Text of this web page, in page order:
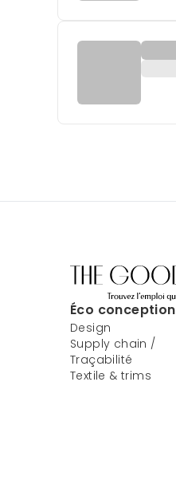
Éco conception
Design
Supply chain /
Traçabilité
Textile & trims